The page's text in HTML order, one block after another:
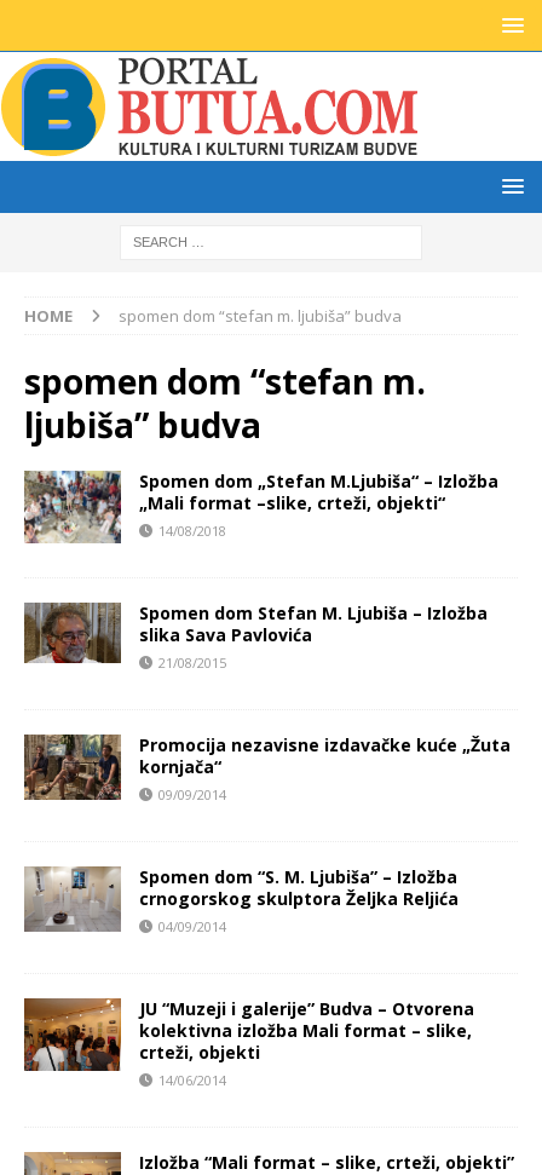
HOME spomen dom “stefan m. ljubiša” budva
spomen dom “stefan m.
ljubiša” budva
Spomen dom „Stefan M.Ljubiša“ – Izložba
„Mali format –slike, crteži, objekti“
14/08/2018
Spomen dom Stefan M. Ljubiša – Izložba
slika Sava Pavlovića
21/08/2015
Promocija nezavisne izdavačke kuće „Žuta
kornjača“
09/09/2014
Spomen dom “S. M. Ljubiša” – Izložba
crnogorskog skulptora Željka Reljića
04/09/2014
JU “Muzeji i galerije” Budva – Otvorena
kolektivna izložba Mali format – slike,
crteži, objekti
14/06/2014
Izložba “Mali format – slike, crteži, objekti”